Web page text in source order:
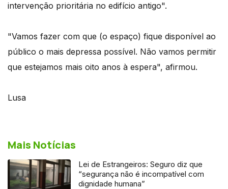
intervenção prioritária no edifício antigo".
"Vamos fazer com que (o espaço) fique disponível ao
público o mais depressa possível. Não vamos permitir
que estejamos mais oito anos à espera", afirmou.
Lusa
Mais Notícias
Lei de Estrangeiros: Seguro diz que
“segurança não é incompatível com
dignidade humana”